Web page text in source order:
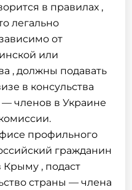
в правилах ,
легально
от
или
, должны подавать
в консульства
— членов в Украине
профильного
гражданин
Крыму , подаст
страны — члена